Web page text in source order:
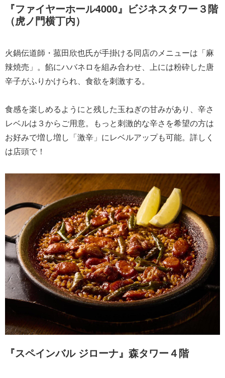
『ファイヤーホール4000』ビジネスタワー３階
（虎ノ門横丁内）
火鍋伝道師・菰田欣也氏が手掛ける同店のメニューは「麻
辣焼売」。餡にハバネロを組み合わせ、上には粉砕した唐
辛子がふりかけられ、食欲を刺激する。
食感を楽しめるようにと残した玉ねぎの甘みがあり、辛さ
レベルは３からご用意。もっと刺激的な辛さを希望の方は
お好みで増し増し「激辛」にレベルアップも可能。詳しく
は店頭で！
『スペインバル ジローナ』森タワー４階